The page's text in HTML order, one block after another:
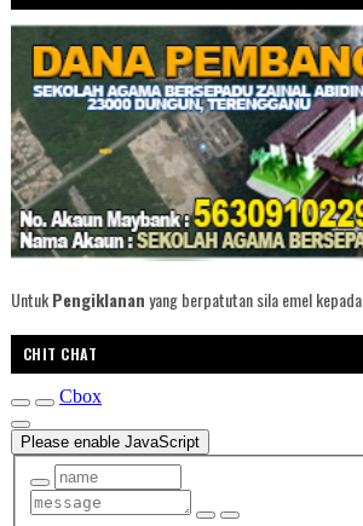
UntukPengiklananyang berpatutan sila emel kepada
CHIT CHAT